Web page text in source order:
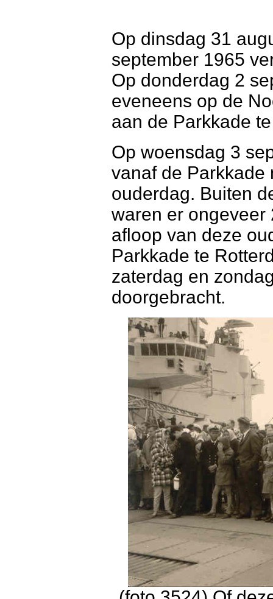
Op dinsdag 31
september 1965
Op donderdag 2
eveneens op de
aan de Parkkade
Op woensdag 3
vanaf de Parkkade
ouderdag. Buiten
waren er ongeveer
afloop van deze
Parkkade te
zaterdag en
doorgebracht.